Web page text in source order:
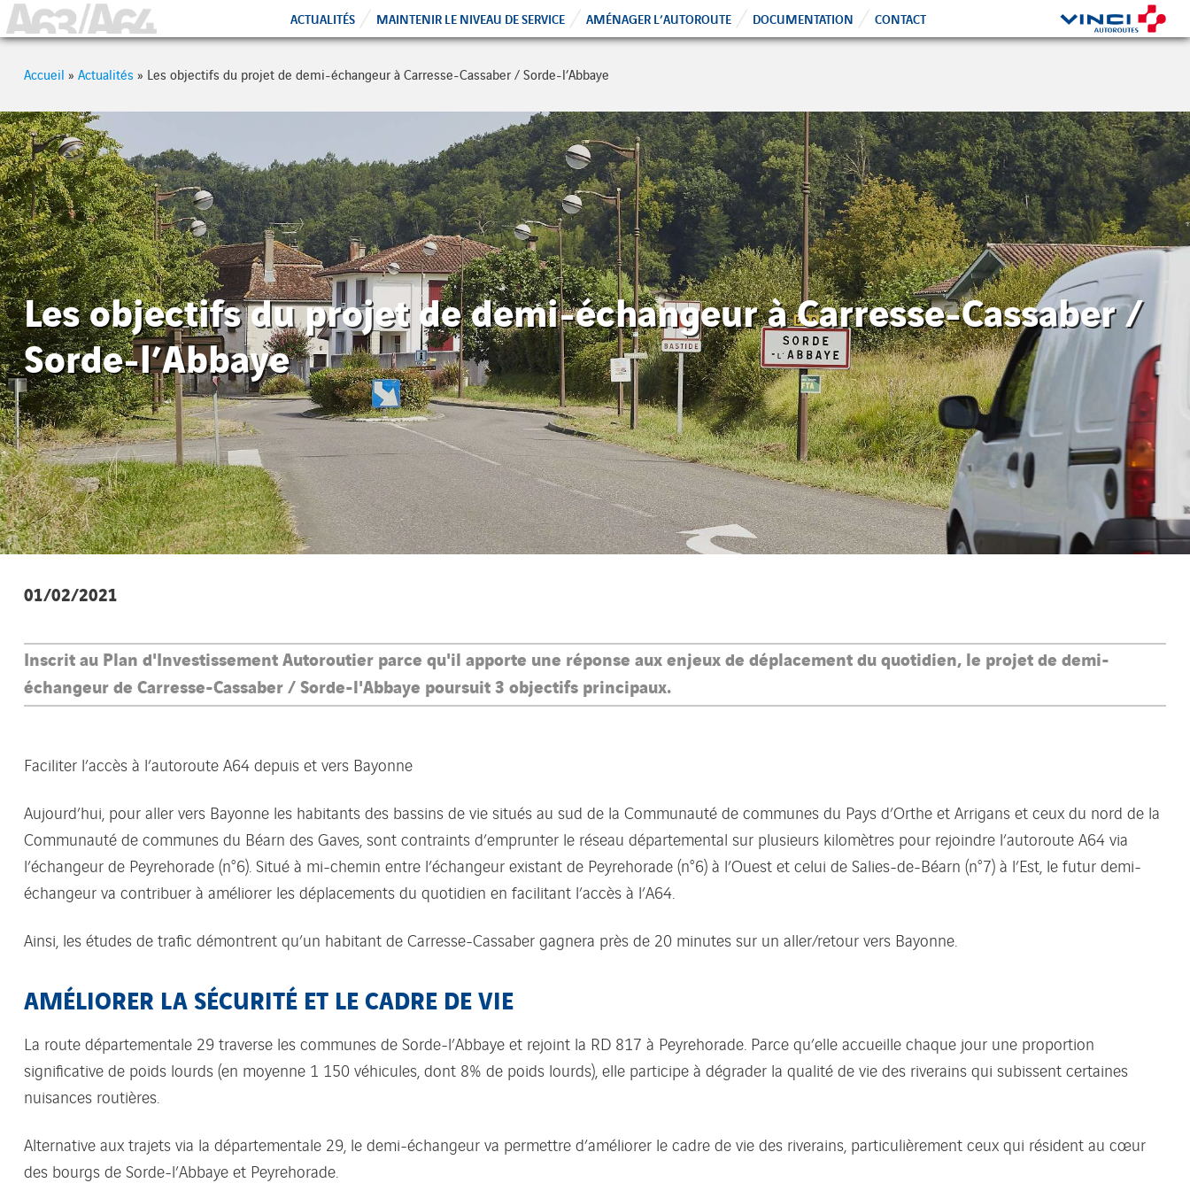
A63 - A64 ACTUALITÉS MAINTENIR LE NIVEAU DE SERVICE AMÉNAGER L’AUTOROUTE DOCUMENTATION CONTACT
Accueil » Actualités » Les objectifs du projet de demi-échangeur à Carresse-Cassaber / Sorde-l’Abbaye
Les objectifs du projet de demi-échangeur à Carresse-Cassaber /
Sorde-l’Abbaye
01/02/2021
Inscrit au Plan d'Investissement Autoroutier parce qu'il apporte une réponse aux enjeux de déplacement du quotidien, le projet de demi-
échangeur de Carresse-Cassaber / Sorde-l'Abbaye poursuit 3 objectifs principaux.
Faciliter l’accès à l’autoroute A64 depuis et vers Bayonne
Aujourd’hui, pour aller vers Bayonne les habitants des bassins de vie situés au sud de la Communauté de communes du Pays d’Orthe et Arrigans et ceux du nord de la
Communauté de communes du Béarn des Gaves, sont contraints d’emprunter le réseau départemental sur plusieurs kilomètres pour rejoindre l’autoroute A64 via
l’échangeur de Peyrehorade (n°6). Situé à mi-chemin entre l’échangeur existant de Peyrehorade (n°6) à l’Ouest et celui de Salies-de-Béarn (n°7) à l’Est, le futur demi-
échangeur va contribuer à améliorer les déplacements du quotidien en facilitant l’accès à l’A64.
Ainsi, les études de trafic démontrent qu’un habitant de Carresse-Cassaber gagnera près de 20 minutes sur un aller/retour vers Bayonne.
AMÉLIORER LA SÉCURITÉ ET LE CADRE DE VIE
La route départementale 29 traverse les communes de Sorde-l’Abbaye et rejoint la RD 817 à Peyrehorade. Parce qu’elle accueille chaque jour une proportion
significative de poids lourds (en moyenne 1 150 véhicules, dont 8% de poids lourds), elle participe à dégrader la qualité de vie des riverains qui subissent certaines
nuisances routières.
Alternative aux trajets via la départementale 29, le demi-échangeur va permettre d’améliorer le cadre de vie des riverains, particulièrement ceux qui résident au cœur
des bourgs de Sorde-l’Abbaye et Peyrehorade.
Cookies management panel